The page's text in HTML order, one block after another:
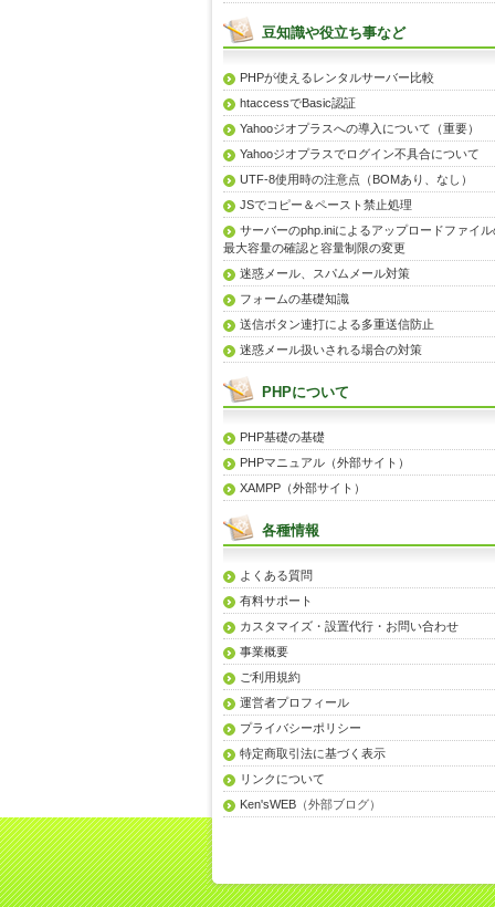
豆知識や役立ち事など
PHPが使えるレンタルサーバー比較
htaccessでBasic認証
Yahooジオプラスへの導入について（重要）
Yahooジオプラスでログイン不具合について
UTF-8使用時の注意点（BOMあり、なし）
JSでコピー＆ペースト禁止処理
サーバーのphp.iniによるアップロードファイル
最大容量の確認と容量制限の変更
迷惑メール、スパムメール対策
フォームの基礎知識
送信ボタン連打による多重送信防止
迷惑メール扱いされる場合の対策
PHPについて
PHP基礎の基礎
PHPマニュアル（外部サイト）
XAMPP（外部サイト）
各種情報
よくある質問
有料サポート
カスタマイズ・設置代行・お問い合わせ
事業概要
ご利用規約
運営者プロフィール
プライバシーポリシー
特定商取引法に基づく表示
リンクについて
Ken'sWEB （外部ブログ）